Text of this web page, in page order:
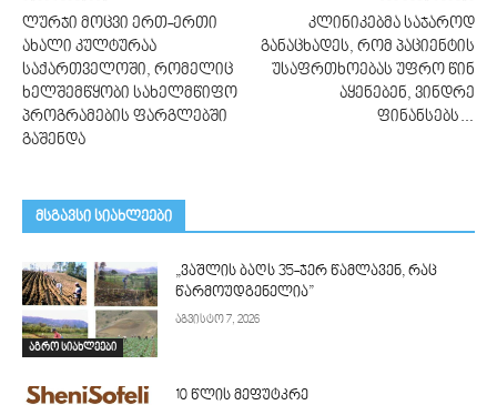
ლურჯი მოცვი ერთ-ერთი
ახალი კულტურაა
საქართველოში, რომელიც
ხელშემწყობი სახელმწიფო
პროგრამების ფარგლებში
გაშენდა
კლინიკებმა საჯაროდ
განაცხადეს, რომ პაციენტის
უსაფრთხოებას უფრო წინ
აყენებენ, ვინდრე
ფინანსებს…
მსგავსი სიახლეები
აგრო სიახლეები
„ვაშლის ბაღს 35-ჯერ წამლავენ, რაც
წარმოუდგენელია”
აგვისტო 7, 2026
10 წლის მეფუტკრე